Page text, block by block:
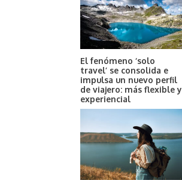
El fenómeno ‘solo
travel’ se consolida e
impulsa un nuevo perfil
de viajero: más flexible y
experiencial